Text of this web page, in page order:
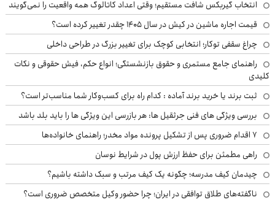
انتخاب گیربکس شافت مستقیم؛ وقتی اعداد کاتالوگ همه واقعیت را نمی‌گویند
قیمت اجاره ماشین در کیش در سال ۱۴۰۵ چقدر تغییر کرده است؟
چراغ سقفی توکار؛ انتخابی کوچک برای تغییر بزرگ در طراحی داخلی
راهنمای جامع مستمری و حقوق بازنشستگی؛ انواع حکم، فیش حقوقی و نکات
کلیدی
ثبت برند یا خرید برند آماده : کدام راه برای کسب‌وکار شما مناسب‌تر است؟
بررسی ویژگی های فنی جرثقیل ها: هر بازرسی این ویژگی ها را باید بلد باشد
۷ اقدام ضروری پس از تشکیل پرونده مواد مخدر؛ راهنمای خانواده‌ها
راهی مطمئن برای حفظ ارزش پول در شرایط نوسان
چیدمان کیف مدرسه؛ چگونه یک کیف مرتب و سبک داشته باشیم؟
ناگفته‌های طلاق توافقی در ایران؛ چرا حضور وکیل متخصص ضروری است؟